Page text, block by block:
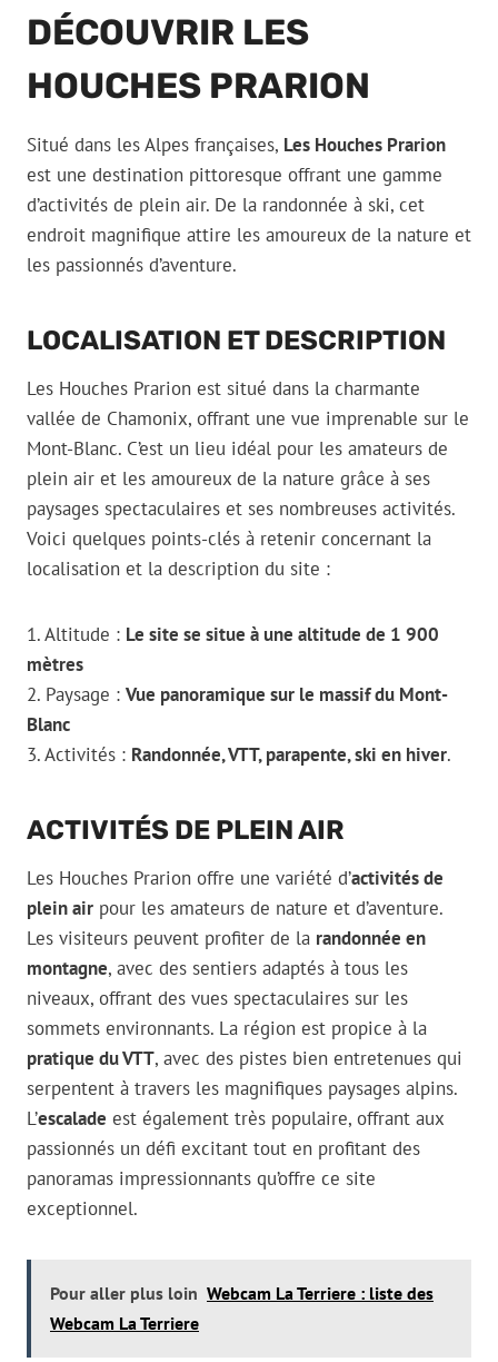
DÉCOUVRIR LES
HOUCHES PRARION
Situé dans les Alpes françaises, Les Houches Prarion
est une destination pittoresque offrant une gamme
d’activités de plein air. De la randonnée à ski, cet
endroit magnifique attire les amoureux de la nature et
les passionnés d’aventure.
LOCALISATION ET DESCRIPTION
Les Houches Prarion est situé dans la charmante
vallée de Chamonix, offrant une vue imprenable sur le
Mont-Blanc. C’est un lieu idéal pour les amateurs de
plein air et les amoureux de la nature grâce à ses
paysages spectaculaires et ses nombreuses activités.
Voici quelques points-clés à retenir concernant la
localisation et la description du site :
1. Altitude : Le site se situe à une altitude de 1 900
mètres
2. Paysage : Vue panoramique sur le massif du Mont-
Blanc
3. Activités : Randonnée, VTT, parapente, ski en hiver.
ACTIVITÉS DE PLEIN AIR
Les Houches Prarion offre une variété d’activités de
plein air pour les amateurs de nature et d’aventure.
Les visiteurs peuvent profiter de la randonnée en
montagne, avec des sentiers adaptés à tous les
niveaux, offrant des vues spectaculaires sur les
sommets environnants. La région est propice à la
pratique du VTT, avec des pistes bien entretenues qui
serpentent à travers les magnifiques paysages alpins.
L’escalade est également très populaire, offrant aux
passionnés un défi excitant tout en profitant des
panoramas impressionnants qu’offre ce site
exceptionnel.
Pour aller plus loin Webcam La Terriere : liste des
Webcam La Terriere